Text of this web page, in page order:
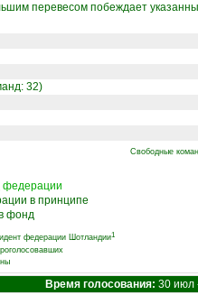
перевесом побеждает
32)
Свободные
федерации
в принципе
фонд
федерации Шотландии1
Время голосования: 30 июл